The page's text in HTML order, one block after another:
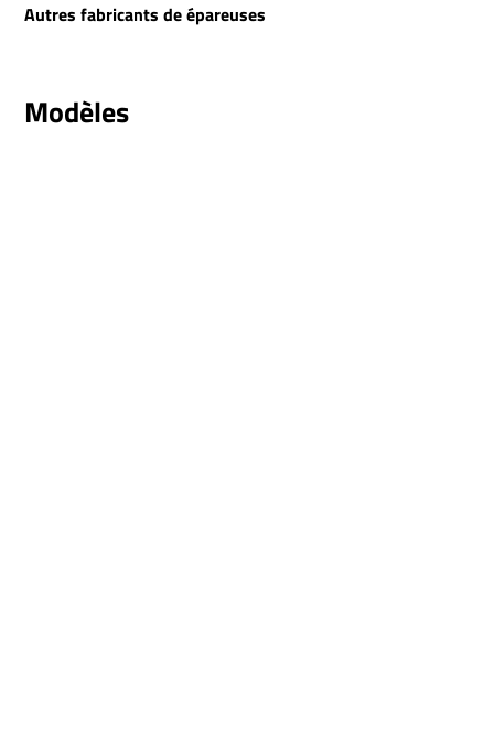
Autres fabricants de épareuses
Modèles